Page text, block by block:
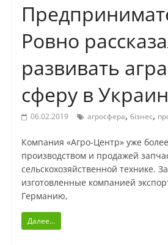
Ровно
развивать
сферу в
06.02.2019 агросфера, бізнес,
Компания «Агро-Центр» уже
производством и продажей
сельскохозяйственной технике.
изготовленные компанией
Германию,
Далее...